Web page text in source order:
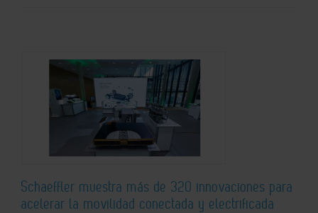
Schaeffler muestra más de 320 innovaciones para
acelerar la movilidad conectada y electrificada